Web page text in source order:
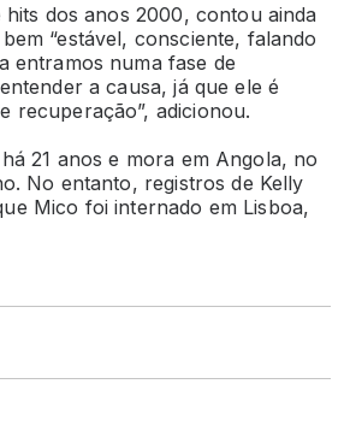
hits dos anos 2000, contou ainda
“estável, consciente, falando
entramos numa fase de
a causa, já que ele é
recuperação”, adicionou.
21 anos e mora em Angola, no
No entanto, registros de Kelly
Mico foi internado em Lisboa,